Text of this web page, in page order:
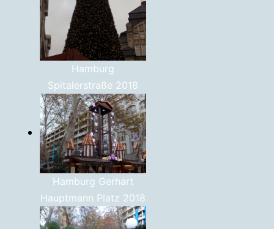
Hamburg
Spitalerstraße 2018
Hamburg Gerhart
Hauptmann Platz 2018